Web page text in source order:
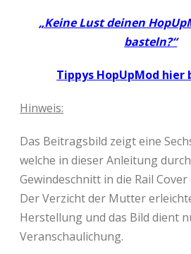
„Keine Lust deinen
basteln?“
Tippys HopUpMod hier
Hinweis:
Das Beitragsbild zeigt eine
welche in dieser Anleitung
Gewindeschnitt in die Rail
Der Verzicht der Mutter
Herstellung und das Bild dient
Veranschaulichung.